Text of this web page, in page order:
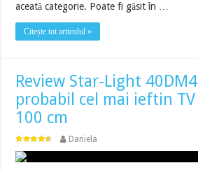
aceată categorie. Poate fi găsit în …
Citește tot articolul »
Review Star-Light
probabil cel mai ieftin TV
100 cm
Daniela